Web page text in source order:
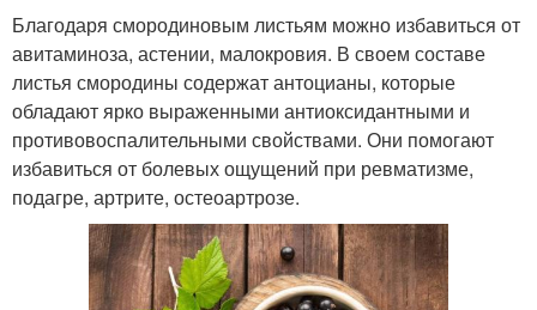
Благодаря смородиновым листьям можно избавиться от
авитаминоза, астении, малокровия. В своем составе
листья смородины содержат антоцианы, которые
обладают ярко выраженными антиоксидантными и
противовоспалительными свойствами. Они помогают
избавиться от болевых ощущений при ревматизме,
подагре, артрите, остеоартрозе.